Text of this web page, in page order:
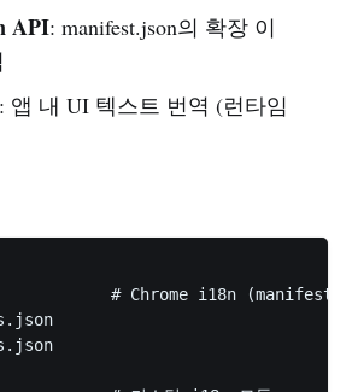
API: manifest.json의 확장 이
앱 내 UI 텍스트 번역 (런타임
# Chrome i18n (manifest